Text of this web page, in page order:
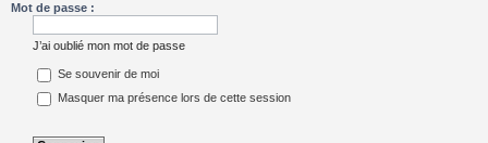
Mot de passe :
J’ai oublié mon mot de passe
Se souvenir de moi
Masquer ma présence lors de cette session